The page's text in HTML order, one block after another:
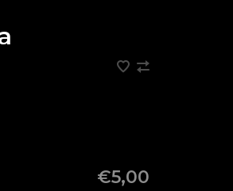
€5,00